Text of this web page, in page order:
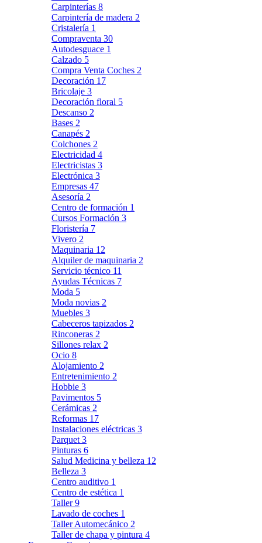
Carpinterías 8
Carpintería de madera 2
Cristalería 1
Compraventa 30
Autodesguace 1
Calzado 5
Compra Venta Coches 2
Decoración 17
Bricolaje 3
Decoración floral 5
Descanso 2
Bases 2
Canapés 2
Colchones 2
Electricidad 4
Electricistas 3
Electrónica 3
Empresas 47
Asesoría 2
Centro de formación 1
Cursos Formación 3
Floristería 7
Vivero 2
Maquinaria 12
Alquiler de maquinaria 2
Servicio técnico 11
Ayudas Técnicas 7
Moda 5
Moda novias 2
Muebles 3
Cabeceros tapizados 2
Rinconeras 2
Sillones relax 2
Ocio 8
Alojamiento 2
Entretenimiento 2
Hobbie 3
Pavimentos 5
Cerámicas 2
Reformas 17
Instalaciones eléctricas 3
Parquet 3
Pinturas 6
Salud Medicina y belleza 12
Belleza 3
Centro auditivo 1
Centro de estética 1
Taller9
Lavado de coches 1
Taller Automecánico 2
Taller de chapa y pintura 4